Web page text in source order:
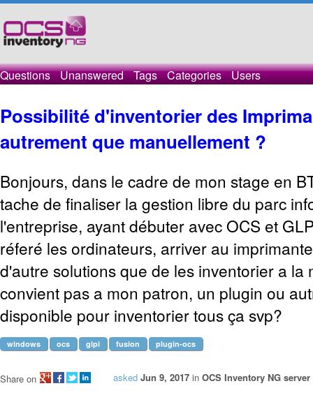
Questions Unanswered Tags Categories Users
Possibilité d'inventorier des
autrement que manuellement ?
Bonjours, dans le cadre de mon stage en
tache de finaliser la gestion libre du parc
l'entreprise, ayant débuter avec OCS et
réferé les ordinateurs, arriver au
d'autre solutions que de les inventorier a la
convient pas a mon patron, un plugin ou
disponible pour inventorier tous ça svp?
windows ocs glpi fusion plugin-ocs
asked Jun 9, 2017 in OCS Inventory NG
Share on